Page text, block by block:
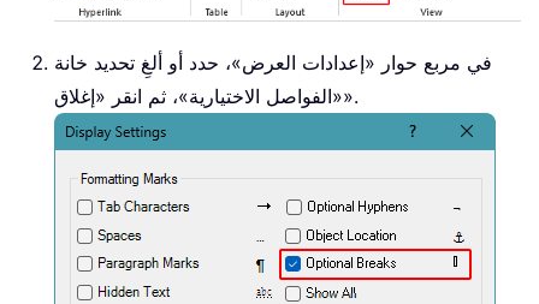
في مربع حوار «إعدادات العرض»، حدد أو ألغِ تحديد خانة
«الفواصل الاختيارية»، ثم انقر «إغلاق».